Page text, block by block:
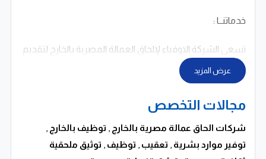
خدماتنــا :
تسعى الشركة الاوفياء لإلحاق العمالة المصرية بالخارج لتقديم
مجموعة من الخدمات ، فبالإضافة إلى خدمات التوظيف
الشركة الدولية للتجارة والمقاولات ) والتى شارك فى
تأسيسها مساهمين من الشركة الاوفياء لإلحاق العمالة
المصرية بالخارج لتقديم خدمات التوظيف المحلى من خلال
عرض المزيد
مجالات التخصص
شركات الحاق عمالة مصرية بالخارج , توظيف بالخارج ,
توفير موارد بشرية , تعقيب , توظيف , توثيق ملحقية